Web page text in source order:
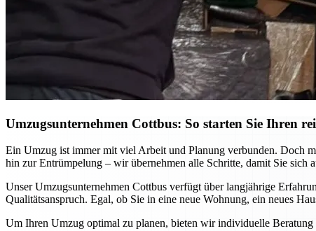
Umzugsunternehmen Cottbus: So starten Sie Ihren
Ein Umzug ist immer mit viel Arbeit und Planung verbunden. Doch
hin zur Entrümpelung – wir übernehmen alle Schritte, damit Sie sich
Unser Umzugsunternehmen Cottbus verfügt über langjährige
Qualitätsanspruch. Egal, ob Sie in eine neue Wohnung, ein neues
Um Ihren Umzug optimal zu planen, bieten wir individuelle Beratung